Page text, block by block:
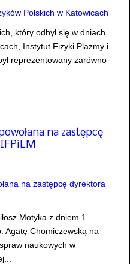
który odbył się w dniach
Instytut Fizyki Plazmy i
reprezentowany zarówno
na zastępcę
Motyka z dniem 1
Agatę Chomiczewską na
naukowych w